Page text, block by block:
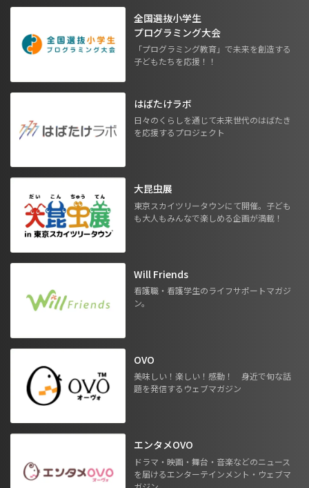
全国選抜小学生
プログラミング大会
「プログラミング教育」で未来を創造する
子どもたちを応援！！
はばたけラボ
日々のくらしを通じて未来世代のはばたき
を応援するプロジェクト
大昆虫展
東京スカイツリータウンにて開催。子ども
も大人もみんなで楽しめる企画が満載！
Will Friends
看護職・看護学生のライフサポートマガジ
ン。
OVO
美味しい！楽しい！感動！ 身近で旬な話
題を発信するウェブマガジン
エンタメOVO
ドラマ・映画・舞台・音楽などのニュース
を届けるエンターテインメント・ウェブマ